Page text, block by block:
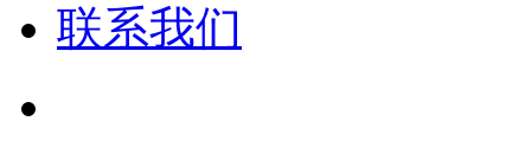
联系我们